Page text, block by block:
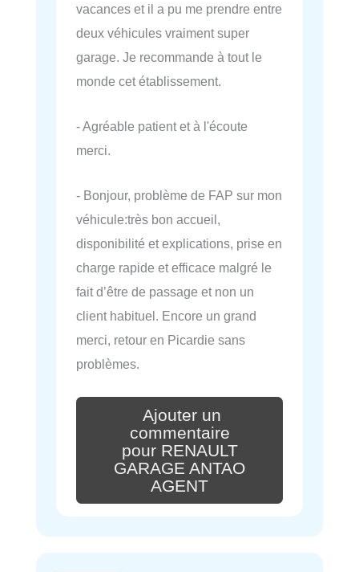
vacances et il a pu me prendre entre
deux véhicules vraiment super
garage. Je recommande à tout le
monde cet établissement.
- Agréable patient et à l'écoute
merci.
- Bonjour, problème de FAP sur mon
véhicule:très bon accueil,
disponibilité et explications, prise en
charge rapide et efficace malgré le
fait d’être de passage et non un
client habituel. Encore un grand
merci, retour en Picardie sans
problèmes.
Ajouter un
commentaire
pour RENAULT
GARAGE ANTAO
AGENT